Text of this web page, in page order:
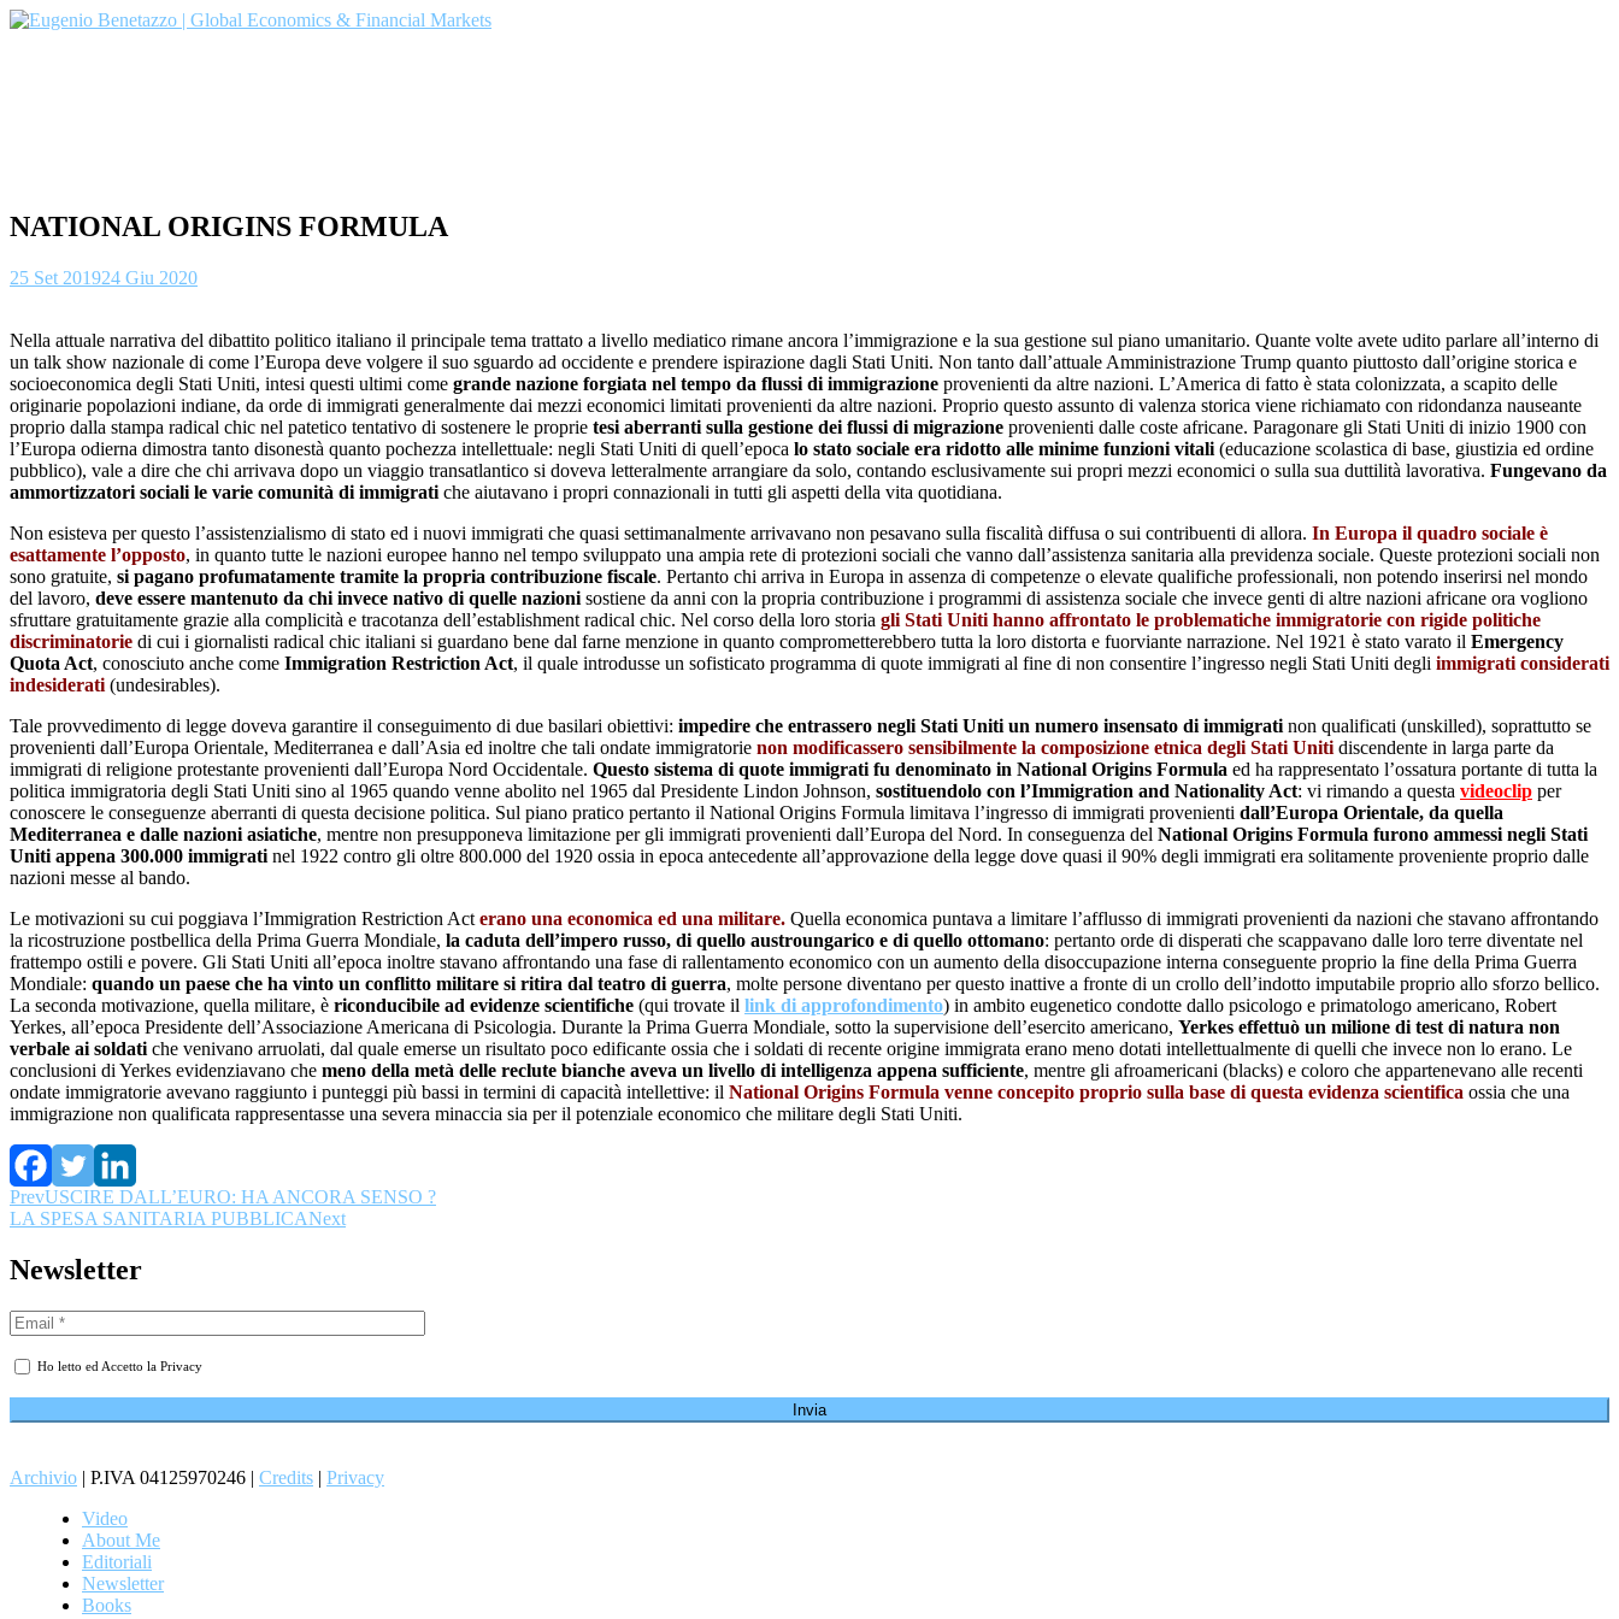
Skip
NATIONAL ORIGINS FORMULA
25 Set 201924 Giu 2020
Nella attuale narrativa del dibattito politico italiano il principale tema trattato a livello mediatico rimane ancora l’immigrazione e la sua gestione sul piano umanitario. Quante volte avete udito parlare all’interno di
un talk show nazionale di come l’Europa deve volgere il suo sguardo ad occidente e prendere ispirazione dagli Stati Uniti. Non tanto dall’attuale Amministrazione Trump quanto piuttosto dall’origine storica e
socioeconomica degli Stati Uniti, intesi questi ultimi come grande nazione forgiata nel tempo da flussi di immigrazione provenienti da altre nazioni. L’America di fatto è stata colonizzata, a scapito delle
originarie popolazioni indiane, da orde di immigrati generalmente dai mezzi economici limitati provenienti da altre nazioni. Proprio questo assunto di valenza storica viene richiamato con ridondanza nauseante
proprio dalla stampa radical chic nel patetico tentativo di sostenere le proprie tesi aberranti sulla gestione dei flussi di migrazione provenienti dalle coste africane. Paragonare gli Stati Uniti di inizio 1900 con
l’Europa odierna dimostra tanto disonestà quanto pochezza intellettuale: negli Stati Uniti di quell’epoca lo stato sociale era ridotto alle minime funzioni vitali (educazione scolastica di base, giustizia ed ordine
pubblico), vale a dire che chi arrivava dopo un viaggio transatlantico si doveva letteralmente arrangiare da solo, contando esclusivamente sui propri mezzi economici o sulla sua duttilità lavorativa. Fungevano da
ammortizzatori sociali le varie comunità di immigrati che aiutavano i propri connazionali in tutti gli aspetti della vita quotidiana.
Non esisteva per questo l’assistenzialismo di stato ed i nuovi immigrati che quasi settimanalmente arrivavano non pesavano sulla fiscalità diffusa o sui contribuenti di allora. In Europa il quadro sociale è
esattamente l’opposto, in quanto tutte le nazioni europee hanno nel tempo sviluppato una ampia rete di protezioni sociali che vanno dall’assistenza sanitaria alla previdenza sociale. Queste protezioni sociali non
sono gratuite, si pagano profumatamente tramite la propria contribuzione fiscale. Pertanto chi arriva in Europa in assenza di competenze o elevate qualifiche professionali, non potendo inserirsi nel mondo
del lavoro, deve essere mantenuto da chi invece nativo di quelle nazioni sostiene da anni con la propria contribuzione i programmi di assistenza sociale che invece genti di altre nazioni africane ora vogliono
sfruttare gratuitamente grazie alla complicità e tracotanza dell’establishment radical chic. Nel corso della loro storia gli Stati Uniti hanno affrontato le problematiche immigratorie con rigide politiche
discriminatorie di cui i giornalisti radical chic italiani si guardano bene dal farne menzione in quanto comprometterebbero tutta la loro distorta e fuorviante narrazione. Nel 1921 è stato varato il Emergency
Quota Act, conosciuto anche come Immigration Restriction Act, il quale introdusse un sofisticato programma di quote immigrati al fine di non consentire l’ingresso negli Stati Uniti degli immigrati considerati
indesiderati (undesirables).
Tale provvedimento di legge doveva garantire il conseguimento di due basilari obiettivi: impedire che entrassero negli Stati Uniti un numero insensato di immigrati non qualificati (unskilled), soprattutto se
provenienti dall’Europa Orientale, Mediterranea e dall’Asia ed inoltre che tali ondate immigratorie non modificassero sensibilmente la composizione etnica degli Stati Uniti discendente in larga parte da
immigrati di religione protestante provenienti dall’Europa Nord Occidentale. Questo sistema di quote immigrati fu denominato in National Origins Formula ed ha rappresentato l’ossatura portante di tutta la
politica immigratoria degli Stati Uniti sino al 1965 quando venne abolito nel 1965 dal Presidente Lindon Johnson, sostituendolo con l’Immigration and Nationality Act: vi rimando a questa videoclip per
conoscere le conseguenze aberranti di questa decisione politica. Sul piano pratico pertanto il National Origins Formula limitava l’ingresso di immigrati provenienti dall’Europa Orientale, da quella
Mediterranea e dalle nazioni asiatiche, mentre non presupponeva limitazione per gli immigrati provenienti dall’Europa del Nord. In conseguenza del National Origins Formula furono ammessi negli Stati
Uniti appena 300.000 immigrati nel 1922 contro gli oltre 800.000 del 1920 ossia in epoca antecedente all’approvazione della legge dove quasi il 90% degli immigrati era solitamente proveniente proprio dalle
nazioni messe al bando.
Le motivazioni su cui poggiava l’Immigration Restriction Act erano una economica ed una militare. Quella economica puntava a limitare l’afflusso di immigrati provenienti da nazioni che stavano affrontando
la ricostruzione postbellica della Prima Guerra Mondiale, la caduta dell’impero russo, di quello austroungarico e di quello ottomano: pertanto orde di disperati che scappavano dalle loro terre diventate nel
frattempo ostili e povere. Gli Stati Uniti all’epoca inoltre stavano affrontando una fase di rallentamento economico con un aumento della disoccupazione interna conseguente proprio la fine della Prima Guerra
Mondiale: quando un paese che ha vinto un conflitto militare si ritira dal teatro di guerra, molte persone diventano per questo inattive a fronte di un crollo dell’indotto imputabile proprio allo sforzo bellico.
La seconda motivazione, quella militare, è riconducibile ad evidenze scientifiche (qui trovate il link di approfondimento) in ambito eugenetico condotte dallo psicologo e primatologo americano, Robert
Yerkes, all’epoca Presidente dell’Associazione Americana di Psicologia. Durante la Prima Guerra Mondiale, sotto la supervisione dell’esercito americano, Yerkes effettuò un milione di test di natura non
verbale ai soldati che venivano arruolati, dal quale emerse un risultato poco edificante ossia che i soldati di recente origine immigrata erano meno dotati intellettualmente di quelli che invece non lo erano. Le
conclusioni di Yerkes evidenziavano che meno della metà delle reclute bianche aveva un livello di intelligenza appena sufficiente, mentre gli afroamericani (blacks) e coloro che appartenevano alle recenti
ondate immigratorie avevano raggiunto i punteggi più bassi in termini di capacità intellettive: il National Origins Formula venne concepito proprio sulla base di questa evidenza scientifica ossia che una
immigrazione non qualificata rappresentasse una severa minaccia sia per il potenziale economico che militare degli Stati Uniti.
PrevUSCIRE DALL’EURO: HA ANCORA SENSO ?
LA SPESA SANITARIA PUBBLICANext
Newsletter
Ho letto ed Accetto la Privacy
Archivio | P.IVA 04125970246 | Credits | Privacy
Video
About Me
Editoriali
Newsletter
Books